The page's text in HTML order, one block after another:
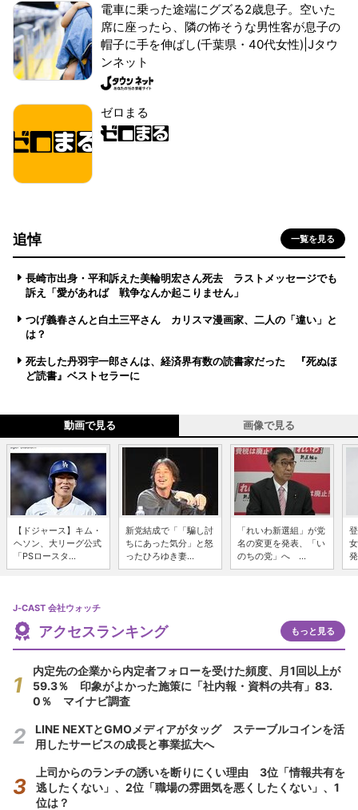
電車に乗った途端にグズる2歳息子。空いた
席に座ったら、隣の怖そうな男性客が息子の
帽子に手を伸ばし(千葉県・40代女性)|Jタウ
ンネット
ゼロまる
追悼 一覧を見る
長崎市出身・平和訴えた美輪明宏さん死去 ラストメッセージでも
訴え「愛があれば 戦争なんか起こりません」
つげ義春さんと白土三平さん カリスマ漫画家、二人の「違い」と
は？
死去した丹羽宇一郎さんは、経済界有数の読書家だった 『死ぬほ
ど読書』ベストセラーに
動画で見る 画像で見る
【ドジャース】キム・
ヘソン、大リーグ公式
「PSロースタ...
新党結成で「「騙し討
ちにあった気分」と怒
ったひろゆき妻...
「れいわ新選組」が党
名の変更を発表、「い
のちの党」へ ...
J-CAST 会社ウォッチ
アクセスランキング もっと見る
内定先の企業から内定者フォローを受けた頻度、月1回以上が
59.3％ 印象がよかった施策に「社内報・資料の共有」83.
0％ マイナビ調査
LINE NEXTとGMOメディアがタッグ ステーブルコインを活
用したサービスの成長と事業拡大へ
上司からのランチの誘いを断りにくい理由 3位「情報共有を
逃したくない」、2位「職場の雰囲気を悪くしたくない」、1
位は？